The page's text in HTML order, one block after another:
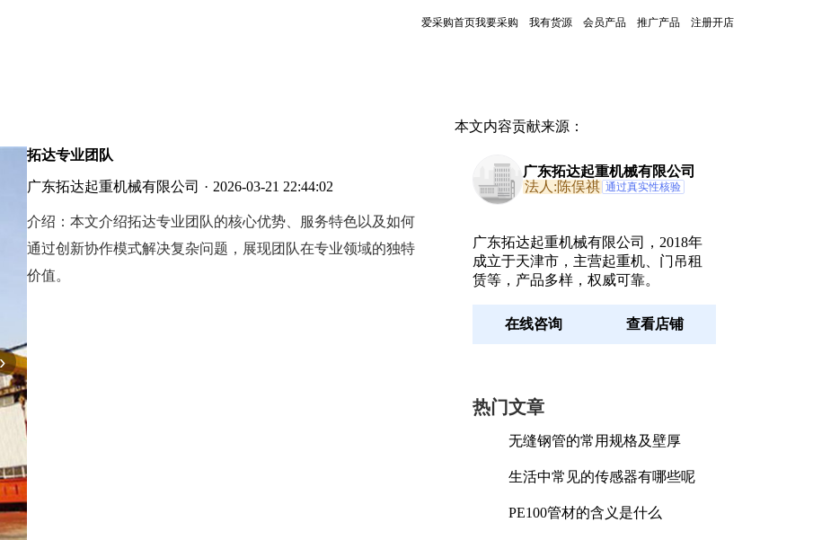
爱采购首页我要采购 我有货源 会员产品 推广产品 注册开店
拓达专业团队
广东拓达起重机械有限公司 · 2026-03-21 22:44:02
介绍： 本文介绍拓达专业团队的核心优势、服务特色以及如何
通过创新协作模式解决复杂问题，展现团队在专业领域的独特
价值。
本文内容贡献来源：
广东拓达起重机械有限公司
法人:陈俣祺 通过真实性核验
广东拓达起重机械有限公司，2018年
成立于天津市，主营起重机、门吊租
赁等，产品多样，权威可靠。
在线咨询 查看店铺
热门文章
无缝钢管的常用规格及壁厚
生活中常见的传感器有哪些呢
PE100管材的含义是什么